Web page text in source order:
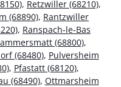
, Retzwiller (68210),
(68890), Rantzwiller
, Ranspach-le-Bas
(68800),
(68480), Pulversheim
, Pfastatt (68120),
(68490), Ottmarsheim